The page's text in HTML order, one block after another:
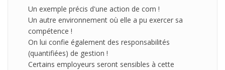
Un exemple précis d'une action de com !
Un autre environnement où elle a pu exercer sa
compétence !
On lui confie également des responsabilités
(quantifiées) de gestion !
Certains employeurs seront sensibles à cette